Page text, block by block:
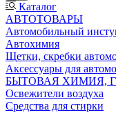
Каталог
АВТОТОВАРЫ
Автомобильный
Автохимия
Щетки, скребки
Аксессуары для
БЫТОВАЯ ХИМИЯ,
Освежители воздуха
Средства для стирки